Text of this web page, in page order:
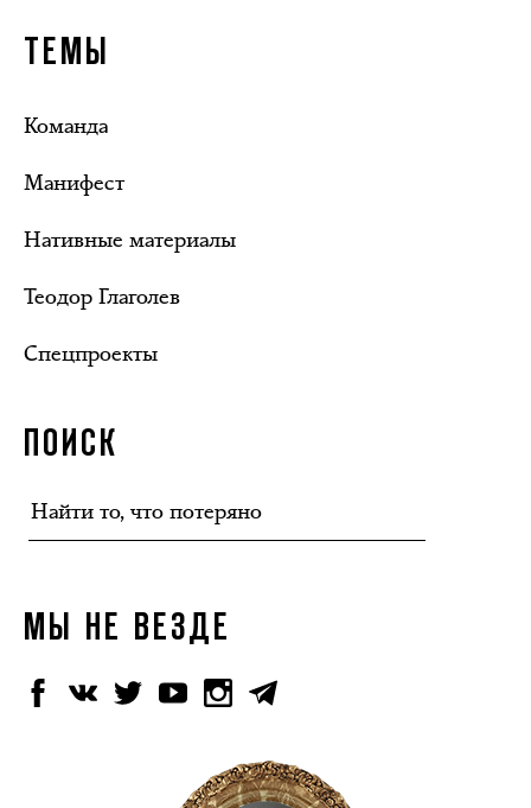
ТЕМЫ
Команда
Манифест
Нативные материалы
Теодор Глаголев
Спецпроекты
ПОИСК
МЫ НЕ ВЕЗДЕ